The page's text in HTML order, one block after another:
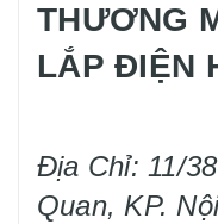
THƯƠNG
LẮP ĐIỆN
Địa Chỉ: 11/
Quan, KP.